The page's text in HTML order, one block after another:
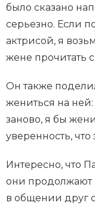
было сказано
серьезно. Если
актрисой, я
жене прочитать
Он также
жениться на
заново, я бы
уверенность,
Интересно, что
они продолжают
в общении друг